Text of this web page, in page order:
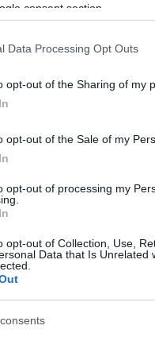
consent section.
Data Processing Opt Outs
opt-out of the Sharing of my
opt-out of the Sale of my
opt-out of processing my
opt-out of Collection, Use,
Data that Is Unrelated
pontra helyeznünk,
végleges
15-22 fok